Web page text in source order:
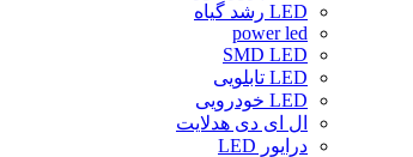
LED رشد گیاه
power led
SMD LED
LED تابلویی
LED خودرویی
ال ای دی هدلایت
درایور LED